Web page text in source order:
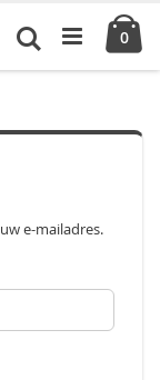
0
Zoek
e-mailadres.